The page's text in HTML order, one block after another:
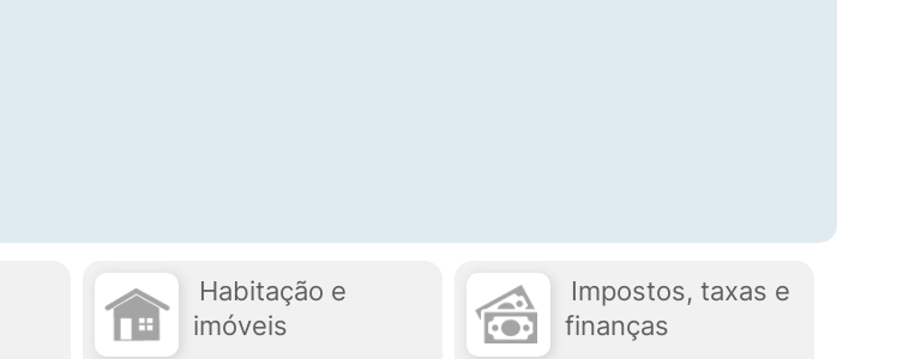
Habitação e
imóveis
Impostos, taxas e
finanças